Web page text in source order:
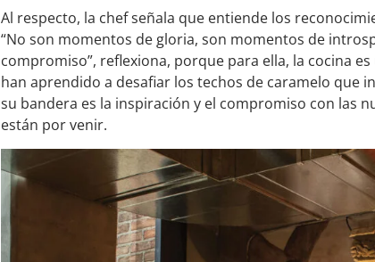
Al respecto, la chef señala que entiende los
“No son momentos de gloria, son momentos de
compromiso”, reflexiona, porque para ella, la cocina
han aprendido a desafiar los techos de caramelo que
su bandera es la inspiración y el compromiso con las
están por venir.